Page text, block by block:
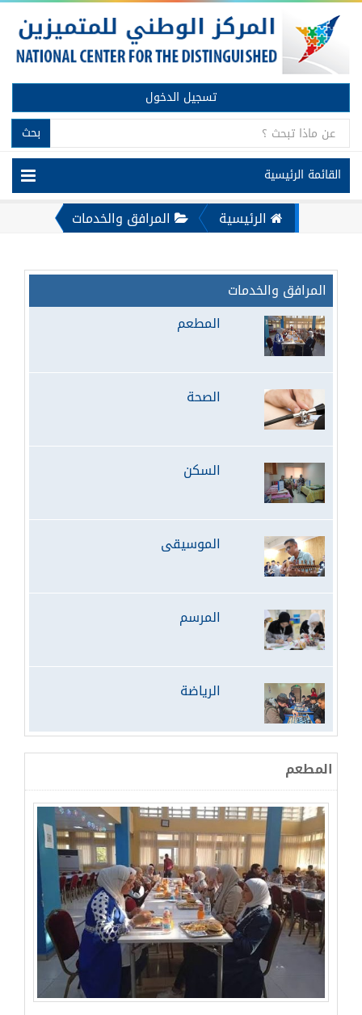
تسجيل الدخول
بحث
القائمة الرئيسية
الرئيسية المرافق والخدمات
المرافق والخدمات
المطعم
الصحة
السكن
الموسيقى
المرسم
الرياضة
المطعم